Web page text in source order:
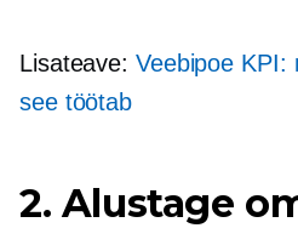
Lisateave: Veebipoe KPI:
see töötab
2. Alustage